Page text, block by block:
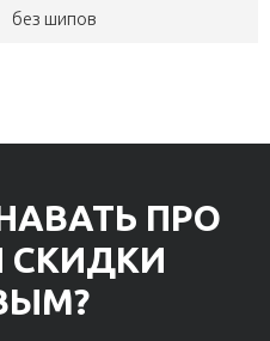
без шипов
ПРО
СКИДКИ